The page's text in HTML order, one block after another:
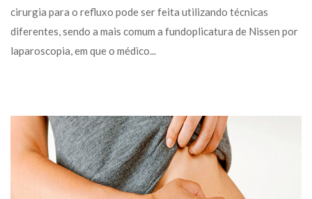
cirurgia para o refluxo pode ser feita utilizando técnicas
diferentes, sendo a mais comum a fundoplicatura de Nissen por
laparoscopia, em que o médico...